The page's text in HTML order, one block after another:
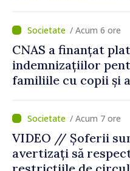
despre parcursul
al Republicii/ Acum 6 ore
CNAS a finanțat
indemnizațiilor
familiile cu copii și
temporară de muncă
/ Acum 7 ore
VIDEO // Șoferii
avertizați să